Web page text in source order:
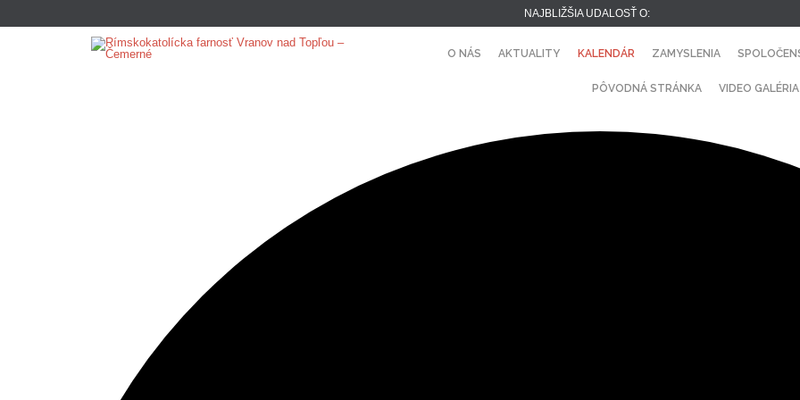
NAJBLIŽŠIA UDALOSŤ O:
O NÁS AKTUALITY KALENDÁR ZAMYSLENIA
PÔVODNÁ STRÁNKA VIDEO GALÉRIA